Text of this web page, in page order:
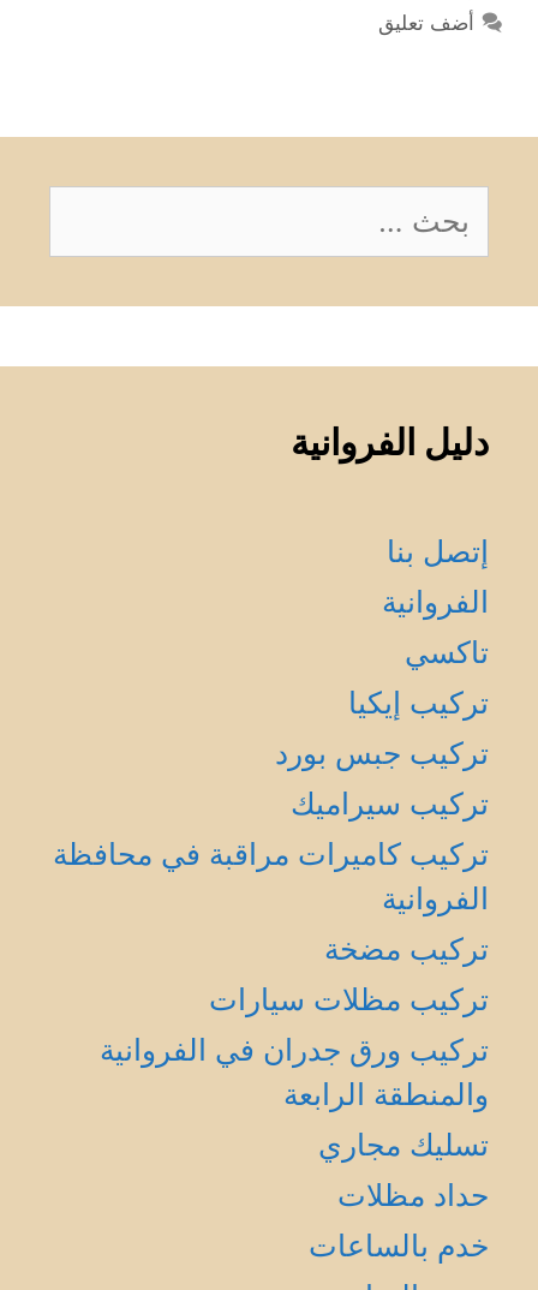
أضف تعليق
عن:
دليل الفروانية
إتصل بنا
الفروانية
تاكسي
تركيب إيكيا
تركيب جبس بورد
تركيب سيراميك
تركيب كاميرات مراقبة في محافظة
الفروانية
تركيب مضخة
تركيب مظلات سيارات
تركيب ورق جدران في الفروانية
والمنطقة الرابعة
تسليك مجاري
حداد مظلات
خدم بالساعات